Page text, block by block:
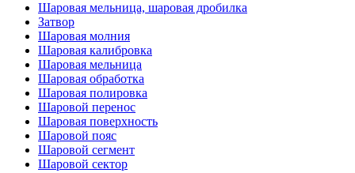
Шаровая мельница, шаровая дробилка
Затвор
Шаровая молния
Шаровая калибровка
Шаровая мельница
Шаровая обработка
Шаровая полировка
Шаровой перенос
Шаровая поверхность
Шаровой пояс
Шаровой сегмент
Шаровой сектор